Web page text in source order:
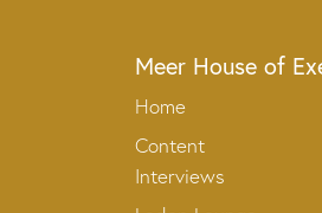
Meer House of
Home
Content
Interviews